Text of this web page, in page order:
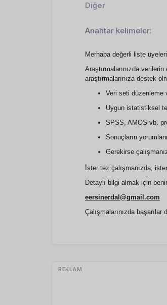
Diğer
Anahtar kelimeler:
Merhaba değerli liste üyeleri,
Araştırmalarınızda
araştırmalarınıza destek
Veri seti düzenleme
Uygun istatistiksel
SPSS, AMOS vb.
Sonuçların
Gerekirse
İster tez çalışmanızda,
Detaylı bilgi almak için
eersinerdal@gmail.com
Çalışmalarınızda başarılar
REKLAM